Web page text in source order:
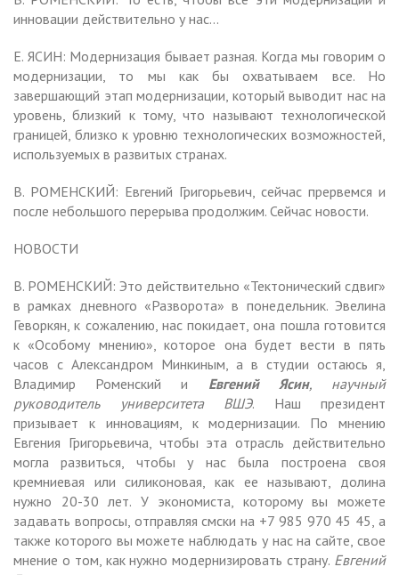
инновации действительно у нас…
Е. ЯСИН: Модернизация бывает разная. Когда мы говорим о
модернизации, то мы как бы охватываем все. Но
завершающий этап модернизации, который выводит нас на
уровень, близкий к тому, что называют технологической
границей, близко к уровню технологических возможностей,
используемых в развитых странах.
В. РОМЕНСКИЙ: Евгений Григорьевич, сейчас прервемся и
после небольшого перерыва продолжим. Сейчас новости.
НОВОСТИ
В. РОМЕНСКИЙ: Это действительно «Тектонический сдвиг»
в рамках дневного «Разворота» в понедельник. Эвелина
Геворкян, к сожалению, нас покидает, она пошла готовится
к «Особому мнению», которое она будет вести в пять
часов с Александром Минкиным, а в студии остаюсь я,
Владимир Роменский и Евгений Ясин, научный
руководитель университета ВШЭ. Наш президент
призывает к инновациям, к модернизации. По мнению
Евгения Григорьевича, чтобы эта отрасль действительно
могла развиться, чтобы у нас была построена своя
кремниевая или силиконовая, как ее называют, долина
нужно 20-30 лет. У экономиста, которому вы можете
задавать вопросы, отправляя смски на +7 985 970 45 45, а
также которого вы можете наблюдать у нас на сайте, свое
мнение о том, как нужно модернизировать страну. Евгений